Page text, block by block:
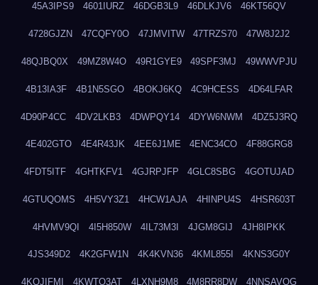
45A3IPS9 4601IURZ 46DGB3L9 46DLKJV6 46KT56QV
4728GJZN 47CQFY0O 47JMVITW 47TRZS70 47W8J2J2
48QJBQ0X 49MZ8W4O 49R1GYE9 49SPF3MJ 49WWVPJU
4B13IA3F 4B1N5SGO 4BOKJ6KQ 4C9HCESS 4D64LFAR
4D90P4CC 4DV2LKB3 4DWPQY14 4DYW6NWM 4DZ5J3RQ
4E402GTO 4E4R43JK 4EE6J1ME 4ENC34CO 4F88GRG8
4FDT5ITF 4GHTKFV1 4GJRPJFP 4GLC8SBG 4GOTUJAD
4GTUQOMS 4H5VY3Z1 4HCW1AJA 4HINPU4S 4HSR603T
4HVMV9QI 4I5H850W 4IL73M3I 4JGM8GIJ 4JH8IPKK
4JS349D2 4K2GFW1N 4K4KVN36 4KML855I 4KNS3G0Y
4KQJIFMI 4KWTO3AT 4LXNH9M8 4M8RR8DW 4NNSAVOG